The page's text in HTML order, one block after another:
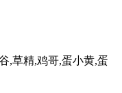
,草精,鸡哥,蛋小黄,蛋